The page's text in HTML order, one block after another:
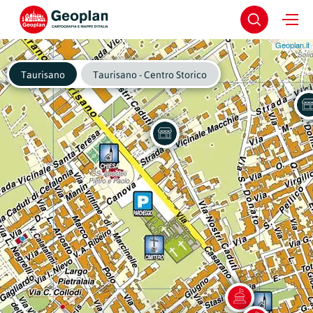
Geoplan.it
Taurisano Taurisano - Centro Storico